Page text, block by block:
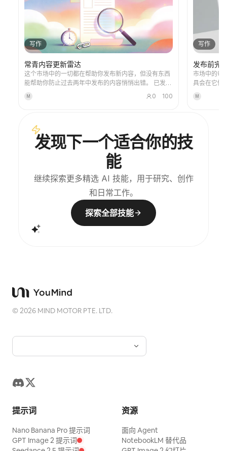
写作
常青内容更新雷达
这个市场中的一切都在帮助你发布新内容，但没有东西
能帮助你防止过去两年中发布的内容悄悄出错。 已发布
的内容会腐烂。你引用的统计数据已经变动。链接仍然
有效，但指向的页面不再包含原来的说法。你推荐的工
你的信任稍微减少了一点。 常青内容更新雷达审计你已
发布的内容。七种衰退类型，逐一检查：失效的证据、
过时的数据、被取代的事实、时间锚定的语言、破灭的
预测、语境漂移和表面腐烂。它会打开每个链接，确认
引用的说法仍然在页面上，这是几乎没人检查的失败模
式，也是悄悄将一篇好文章变成错误文章的原因。 然后
它会进行排序。刷新投资回报率等于风险价值乘以严重
程度，除以工作量，以持久性作为决胜因素，分为“立即
修补”、“计划处理”、“重写”和“退役或重定向”。它会告
诉你哪些内容完全不需要处理，因为一个到处都发现问
题的审计不是真正的审计。 它还会写出修补方案。原
句、替换句、新来源、新日期，可以直接粘贴，并根据
档负责人、课程创作者、维护客户网站的代理机构，以
人。
M 0 100
写作
发布前完
市场中的每
具会在它们以
证。它检查
和“最大”是
M
发现下一个适合你的技
能
继续探索更多精选 AI 技能，用于研究、创作
和日常工作。
探索全部技能
©2026 MIND MOTOR PTE. LTD.
提示词
Nano Banana Pro 提示词
GPT Image 2 提示词
资源
面向 Agent
NotebookLM 替代品